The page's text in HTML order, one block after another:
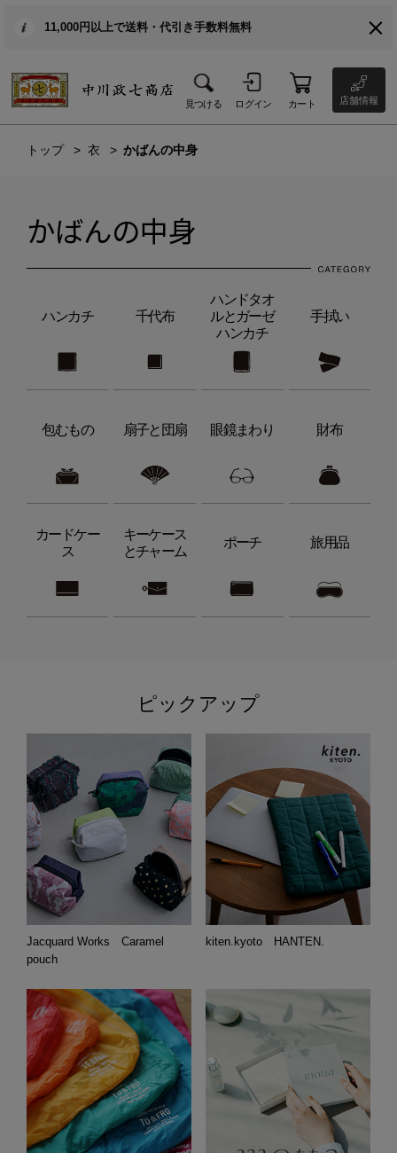
11,000円以上で送料・代引き手数料無料
見つける ログイン カート 店舗情報
トップ 衣 かばんの中身
かばんの中身
ハンカチ 千代布
ハンドタオ
ルとガーゼ
ハンカチ
手拭い
包むもの 扇子と団扇 眼鏡まわり 財布
カードケー
ス
キーケース
とチャーム
ポーチ 旅用品
ピックアップ
Jacquard Works Caramel
pouch
kiten.kyoto HANTEN.